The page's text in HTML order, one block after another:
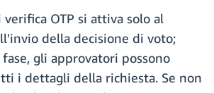
verifica OTP si attiva solo al
della decisione di voto;
gli approvatori possono
i dettagli della richiesta. Se non